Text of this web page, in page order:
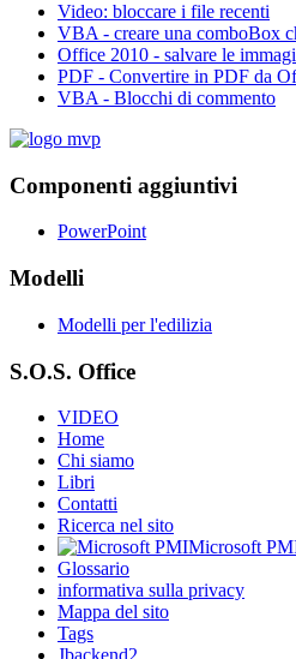
Video: bloccare i file recenti
VBA - creare una comboBox
Office 2010 - salvare le
PDF - Convertire in PDF da
VBA - Blocchi di commento
Componenti aggiuntivi
PowerPoint
Modelli
Modelli per l'edilizia
S.O.S. Office
VIDEO
Home
Chi siamo
Libri
Contatti
Ricerca nel sito
Microsoft
Glossario
informativa sulla privacy
Mappa del sito
Tags